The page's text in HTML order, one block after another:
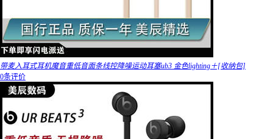
带麦入耳式耳机魔音重低音面条线控降噪运动耳塞ub3 金色lighting＋[收纳包]
0条评价